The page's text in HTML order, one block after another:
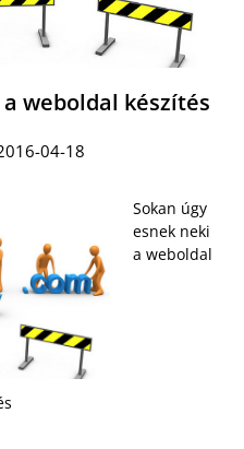
weboldal készítés
04-18
Sokan úgy
esnek neki
a weboldal